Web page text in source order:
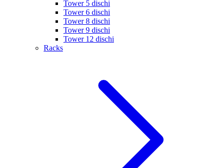
Tower 5 dischi
Tower 6 dischi
Tower 8 dischi
Tower 9 dischi
Tower 12 dischi
Racks